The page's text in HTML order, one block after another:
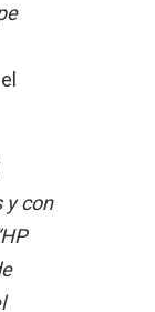
y con